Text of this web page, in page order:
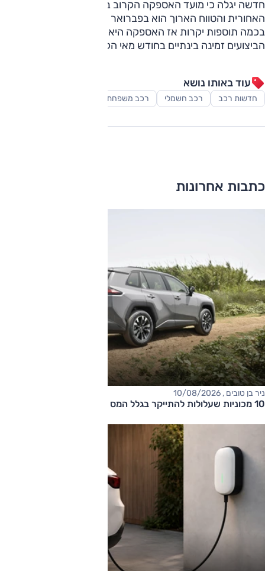
חדשה יגלה כי מועד האספקה הקרוב ביותר לדגמי ההנעה
בכמה תוספות יקרות אז האספקה היא לחודש נובמבר. גרסת
הביצועים זמינה בינתיים בחודש מאי הקרוב.
עוד באותו נושא
חדשות רכב רכב חשמלי רכב משפחתי
כתבות אחרונות
ניר בן טובים , 10/08/2026
10 מכוניות שעלולות להתייקר בגלל המס הירוק